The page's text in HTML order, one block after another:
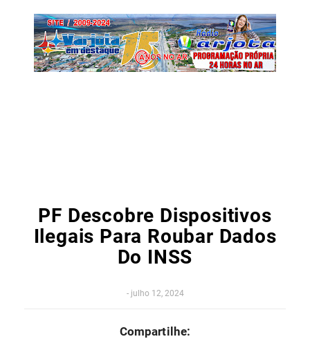
PF Descobre Dispositivos
Ilegais Para Roubar Dados
Do INSS
- julho 12, 2024
Compartilhe: